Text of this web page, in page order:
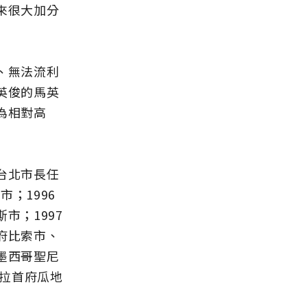
很大加分
無法流利
俊的馬英
相對高
北市長任
；1996
市；1997
索市、
西哥聖尼
首府瓜地